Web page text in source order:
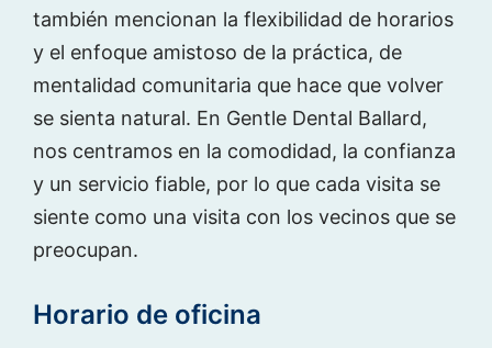
también mencionan la flexibilidad de horarios
y el enfoque amistoso de la práctica, de
mentalidad comunitaria que hace que volver
se sienta natural. En Gentle Dental Ballard,
nos centramos en la comodidad, la confianza
y un servicio fiable, por lo que cada visita se
siente como una visita con los vecinos que se
preocupan.
Horario de oficina